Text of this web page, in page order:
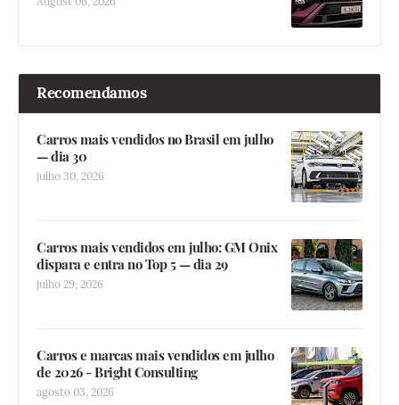
Recomendamos
Carros mais vendidos no Brasil em julho
— dia 30
julho 30, 2026
Carros mais vendidos em julho: GM Onix
dispara e entra no Top 5 — dia 29
julho 29, 2026
Carros e marcas mais vendidos em julho
de 2026 - Bright Consulting
agosto 03, 2026